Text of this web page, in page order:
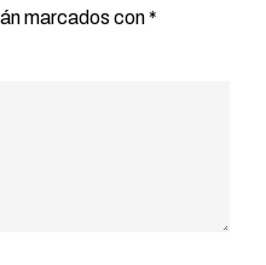
marcados con*